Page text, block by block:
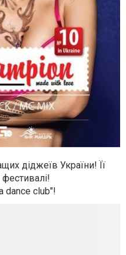
діджеїв України! Її
dance club"!